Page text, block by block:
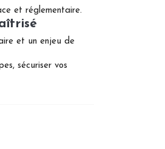
et réglementaire.
et un enjeu de
sécuriser vos